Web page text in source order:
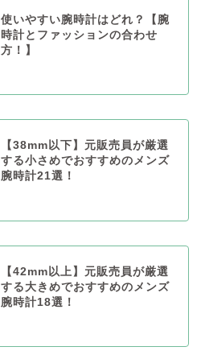
使いやすい腕時計はどれ？【腕
時計とファッションの合わせ
方！】
【38mm以下】元販売員が厳選
する小さめでおすすめのメンズ
腕時計21選！
【42mm以上】元販売員が厳選
する大きめでおすすめのメンズ
腕時計18選！